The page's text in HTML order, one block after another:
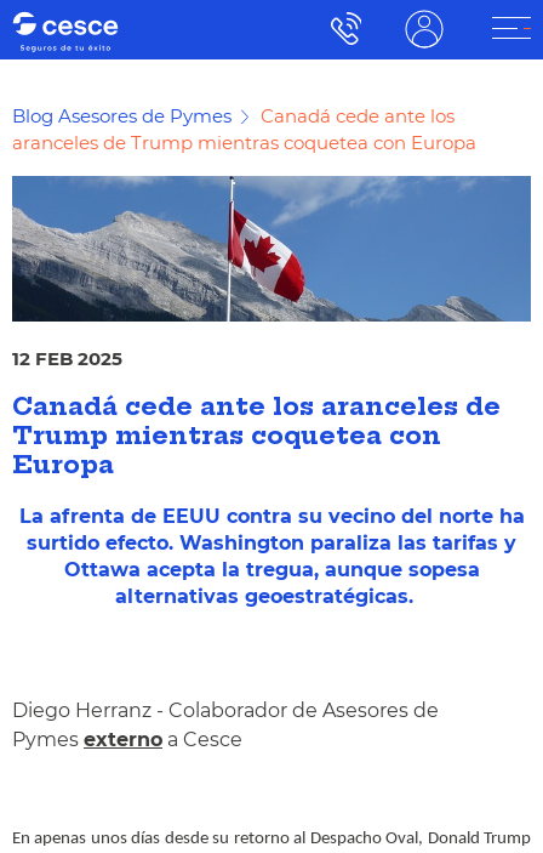
Blog Asesores de Pymes
Canadá cede ante los
aranceles de Trump mientras coquetea con Europa
12 FEB 2025
Canadá cede ante los aranceles de
Trump mientras coquetea con
Europa
La afrenta de EEUU contra su vecino del norte ha
surtido efecto. Washington paraliza las tarifas y
Ottawa acepta la tregua, aunque sopesa
alternativas geoestratégicas.
Diego Herranz - Colaborador de Asesores de
Pymes externo a Cesce
En apenas unos días desde su retorno al Despacho Oval, Donald Trump